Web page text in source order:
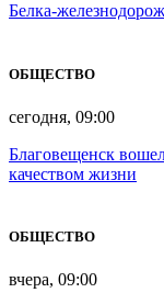
Белка-
ОБЩЕСТВО
сегодня, 09:00
Благовещенск
качеством жизни
ОБЩЕСТВО
вчера, 09:00